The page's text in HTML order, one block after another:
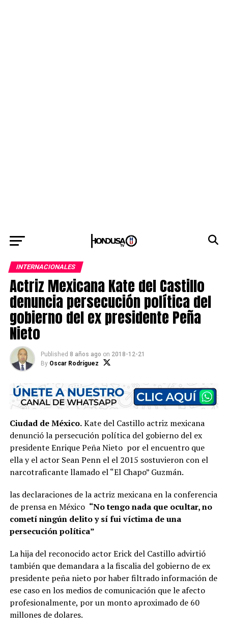
INTERNACIONALES
Actriz Mexicana Kate del Castillo
denuncia persecución política del
gobierno del ex presidente Peña
Nieto
Published 8 años ago on 2018-12-21
By Oscar Rodríguez
Ciudad de México.Kate del Castillo actriz mexicana
denunció la persecución política del gobierno del ex
presidente Enrique Peña Nieto por el encuentro que
ella y el actor Sean Penn el el 2015 sostuvieron con el
narcotraficante llamado el “El Chapo” Guzmán.
las declaraciones de la actriz mexicana en la conferencia
de prensa en México “No tengo nada que ocultar, no
cometí ningún delito y sí fui víctima de una
persecución política”
La hija del reconocido actor Erick del Castillo advirtió
también que demandara a la fiscalia del gobierno de ex
presidente peña nieto por haber filtrado información de
ese caso en los medios de comunicación que le afecto
profesionalmente, por un monto aproximado de 60
millones de dolares.